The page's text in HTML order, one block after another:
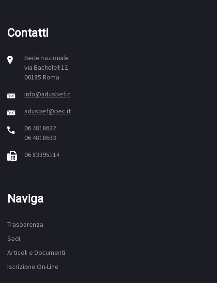
Contatti
Sede nazionale
via Bachelet 12
00185 Roma
info@adusbef.it
adusbef@pec.it
06 4818632
06 4818633
06 83395114
Naviga
Trasparenza
Sedi
Articoli e Documenti
Iscrizione On-Line